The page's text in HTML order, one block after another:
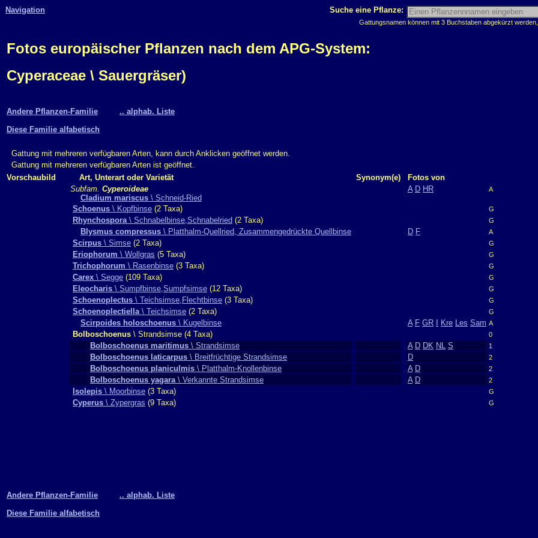
Navigation Suche eine Pflanze:
Gattungsnamen können mit 3 Buchstaben abgekürzt
Fotos europäischer Pflanzen nach dem APG-System:
Cyperaceae \ Sauergräser)
Andere Pflanzen-Familie
.. alphab. Liste
Diese Familie alfabetisch
Gattung mit mehreren verfügbaren Arten, kann durch Anklicken geöffnet werden.
Gattung mit mehreren verfügbaren Arten ist geöffnet.
Vorschaubild
Art, Unterart oder Varietät Synonym(e)
Fotos von
Subfam. Cyperoideae
Cladium mariscus \ Schneid-Ried
A D HR A
Schoenus \ Kopfbinse (2 Taxa) G
Rhynchospora\ Schnabelbinse,Schnabelried (2 Taxa) G
Blysmus compressus \ Platthalm-Quellried, Zusammengedrückte Quellbinse D F A
Scirpus \ Simse (2 Taxa) G
Eriophorum \ Wollgras (5 Taxa) G
Trichophorum \ Rasenbinse (3 Taxa) G
Carex \ Segge (109 Taxa) G
Eleocharis \ Sumpfbinse,Sumpfsimse (12 Taxa) G
Schoenoplectus \ Teichsimse,Flechtbinse (3 Taxa) G
Schoenoplectiella\ Teichsimse (2 Taxa) G
Scirpoides holoschoenus \ Kugelbinse A F GR Kre Les Sam A
Bolboschoenus \ Strandsimse (4 Taxa) 0
Bolboschoenus maritimus \ Strandsimse A D DK NL S 1
Bolboschoenus laticarpus \ Breitfrüchtige Strandsimse D 2
Bolboschoenus planiculmis \ Platthalm-Knollenbinse A D 2
Bolboschoenus yagara\ Verkannte Strandsimse A D 2
Isolepis \ Moorbinse (3 Taxa) G
Cyperus \ Zypergras (9 Taxa) G
Andere Pflanzen-Familie
.. alphab. Liste
Diese Familie alfabetisch